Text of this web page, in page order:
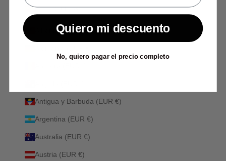
España (EUR €)
Albania (ALL L)
Antigua y Barbuda (EUR €)
Argentina (EUR €)
Australia (EUR €)
Austria (EUR €)
Quiero mi descuento
No, quiero pagar el precio completo